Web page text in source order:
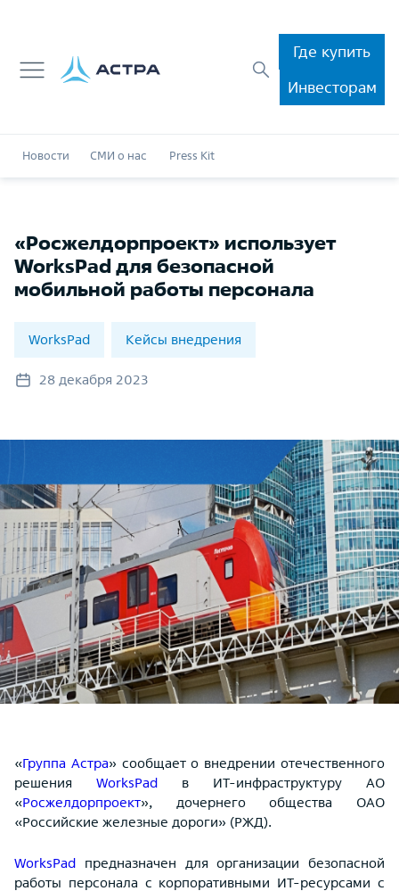
Где купить
Инвесторам
Новости СМИ о нас Press Kit
«Росжелдорпроект» использует
WorksPad для безопасной
мобильной работы персонала
WorksPad Кейсы внедрения
28 декабря 2023
«Группа Астра» сообщает о внедрении отечественного
решения WorksPad в ИТ-инфраструктуру АО
«Росжелдорпроект», дочернего общества ОАО
«Российские железные дороги» (РЖД).
WorksPad предназначен для организации безопасной
работы персонала с корпоративными ИТ-ресурсами с